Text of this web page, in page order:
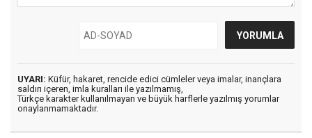
UYARI: Küfür, hakaret, rencide edici cümleler veya imalar, inançlara
saldırı içeren, imla kuralları ile yazılmamış,
Türkçe karakter kullanılmayan ve büyük harflerle yazılmış yorumlar
onaylanmamaktadır.